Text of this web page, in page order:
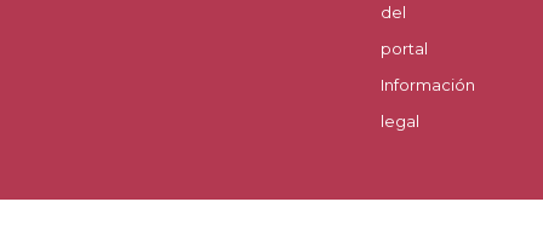
del
portal
Información
legal